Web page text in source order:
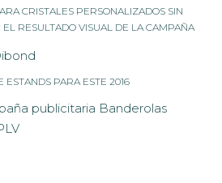
CRISTALES PERSONALIZADOS SIN
RESULTADO VISUAL DE LA CAMPAÑA
ESTANDS PARA ESTE 2016